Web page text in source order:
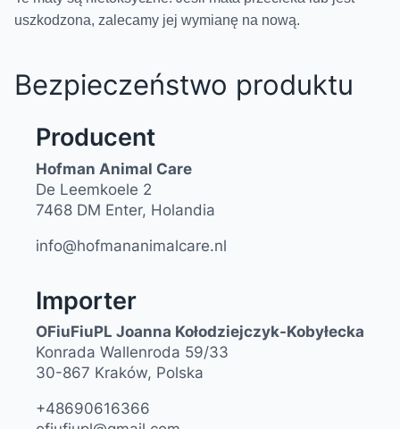
uszkodzona, zalecamy jej wymianę na nową.
Bezpieczeństwo produktu
Producent
Hofman Animal Care
De Leemkoele 2
7468 DM Enter, Holandia
info@hofmananimalcare.nl
Importer
OFiuFiuPL Joanna Kołodziejczyk-Kobyłecka
Konrada Wallenroda 59/33
30-867 Kraków, Polska
+48690616366